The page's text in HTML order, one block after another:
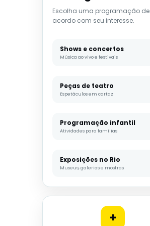
Escolha uma programação de
acordo com seu interesse.
Shows e concertos
Música ao vivo e festivais
Peças de teatro
Espetáculos em cartaz
Programação infantil
Atividades para famílias
Exposições no Rio
Museus, galerias e mostras
+